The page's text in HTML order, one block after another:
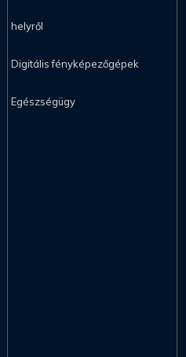
helyről
Digitális fényképezőgépek
Egészségügy